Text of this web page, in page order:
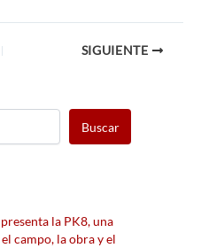
SIGUIENTE
Buscar
la PK8, una
campo, la obra y el